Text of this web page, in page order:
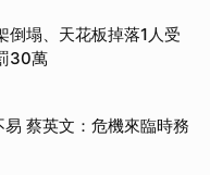
塌、天花板掉落1人受
30萬
蔡英文：危機來臨時務